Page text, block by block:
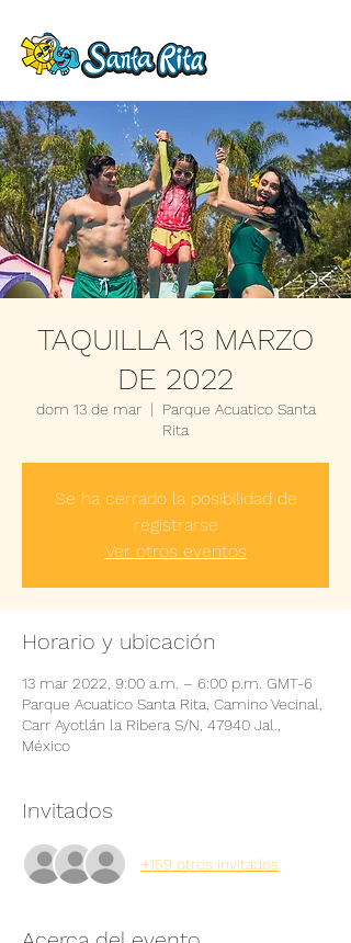
TAQUILLA 13 MARZO
DE 2022
dom 13 de mar
  |
Parque Acuatico Santa
Rita
Se ha cerrado la posibilidad de
registrarse
Ver otros eventos
Horario y ubicación
13 mar 2022, 9:00 a.m. – 6:00 p.m. GMT-6
Parque Acuatico Santa Rita, Camino Vecinal,
Carr Ayotlán la Ribera S/N, 47940 Jal.,
México
Invitados
+159 otros invitados